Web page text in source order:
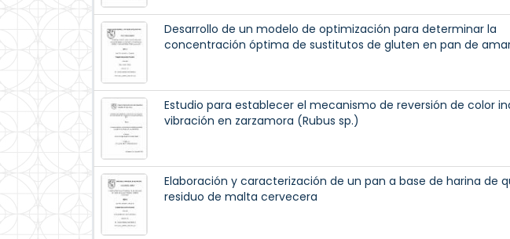
Desarrollo de un modelo de optimización para determinar la
concentración óptima de sustitutos de gluten en pan de
Estudio para establecer el mecanismo de reversión de color
vibración en zarzamora (Rubus sp.)
Elaboración y caracterización de un pan a base de harina de
residuo de malta cervecera